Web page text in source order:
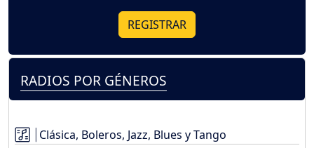
REGISTRAR
RADIOS POR GÉNEROS
Clásica, Boleros, Jazz, Blues y Tango